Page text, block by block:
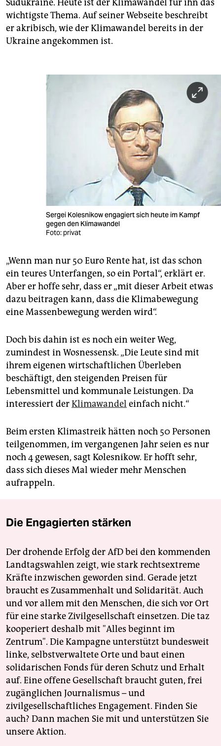
Südukraine. Heute ist der Klimawandel für ihn das
wichtigste Thema. Auf seiner Webseite beschreibt
er akribisch, wie der Klimawandel bereits in der
Ukraine angekommen ist.
Sergei Kolesnikow engagiert sich heute im Kampf
gegen den Klimawandel
Foto: privat
„Wenn man nur 50 Euro Rente hat, ist das schon
ein teures Unterfangen, so ein Portal“, erklärt er.
Aber er hoffe sehr, dass er „mit dieser Arbeit etwas
dazu beitragen kann, dass die Klimabewegung
eine Massenbewegung werden wird“.
Doch bis dahin ist es noch ein weiter Weg,
zumindest in Wosnessensk. „Die Leute sind mit
ihrem eigenen wirtschaftlichen Überleben
beschäftigt, den steigenden Preisen für
Lebensmittel und kommunale Leistungen. Da
interessiert derKlimawandel einfach nicht.“
Beim ersten Klimastreik hätten noch 50 Personen
teilgenommen, im vergangenen Jahr seien es nur
noch 4 gewesen, sagt Kolesnikow. Er hofft sehr,
dass sich dieses Mal wieder mehr Menschen
aufrappeln.
Die Engagierten stärken
Der drohende Erfolg der AfD bei den kommenden
Landtagswahlen zeigt, wie stark rechtsextreme
Kräfte inzwischen geworden sind. Gerade jetzt
braucht es Zusammenhalt und Solidarität. Auch
und vor allem mit den Menschen, die sich vor Ort
für eine starke Zivilgesellschaft einsetzen. Die taz
kooperiert deshalb mit "Alles beginnt im
Zentrum". Die Kampagne unterstützt bundesweit
linke, selbstverwaltete Orte und baut einen
solidarischen Fonds für deren Schutz und Erhalt
auf. Eine offene Gesellschaft braucht guten, frei
zugänglichen Journalismus – und
zivilgesellschaftliches Engagement. Finden Sie
auch? Dann machen Sie mit und unterstützen Sie
unsere Aktion.